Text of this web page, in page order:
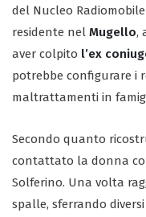
del Nucleo
residente nel Mugello,
aver colpito l’ex
potrebbe configurare i
maltrattamenti in
Secondo quanto
contattato la donna
Solferino. Una volta
spalle, sferrando diversi